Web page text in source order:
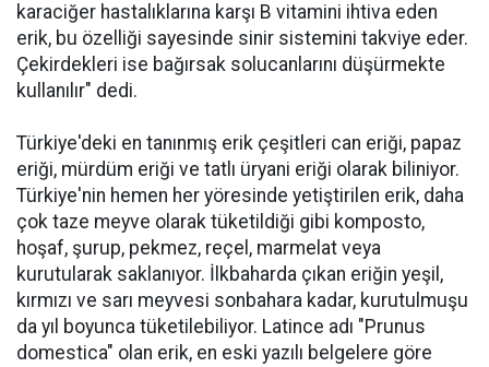
karaciğer hastalıklarına karşı B vitamini ihtiva eden
erik, bu özelliği sayesinde sinir sistemini takviye eder.
Çekirdekleri ise bağırsak solucanlarını düşürmekte
kullanılır" dedi.
Türkiye'deki en tanınmış erik çeşitleri can eriği, papaz
eriği, mürdüm eriği ve tatlı üryani eriği olarak biliniyor.
Türkiye'nin hemen her yöresinde yetiştirilen erik, daha
çok taze meyve olarak tüketildiği gibi komposto,
hoşaf, şurup, pekmez, reçel, marmelat veya
kurutularak saklanıyor. İlkbaharda çıkan eriğin yeşil,
kırmızı ve sarı meyvesi sonbahara kadar, kurutulmuşu
da yıl boyunca tüketilebiliyor. Latince adı "Prunus
domestica" olan erik, en eski yazılı belgelere göre